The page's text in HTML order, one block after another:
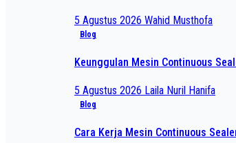
5 Agustus 2026 Wahid Musthofa
Blog
Keunggulan Mesin Continuous
5 Agustus 2026 Laila Nuril Hanifa
Blog
Cara Kerja Mesin Continuous